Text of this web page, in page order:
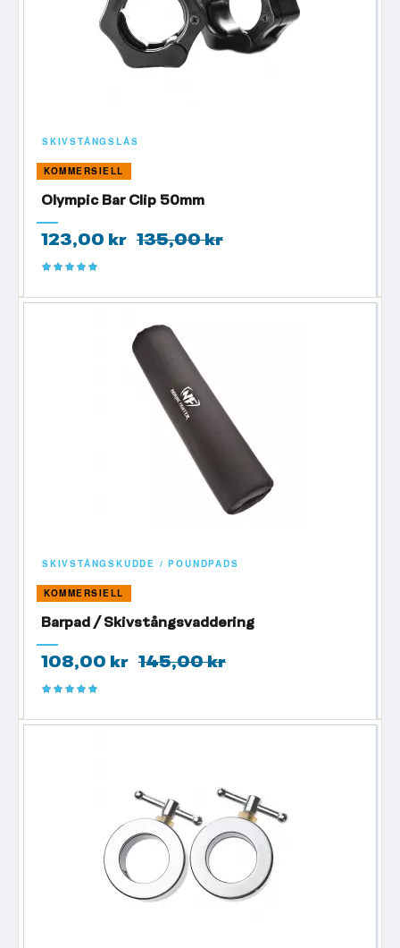
SKIVSTÅNGSLÅS
KOMMERSIELL
Olympic Bar Clip 50mm
123,00 kr 135,00 kr
Betyg:
SKIVSTÅNGSKUDDE / POUNDPADS
KOMMERSIELL
Barpad / Skivstångsvaddering
108,00 kr 145,00 kr
Betyg: